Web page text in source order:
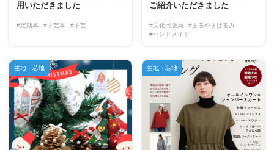
用いただきました
#定期本 #手芸本 #手芸
ご紹介いただきました
#文化出版局
#まるやまはるみ
#ハンドメイド
生地・芯地 生地・芯地